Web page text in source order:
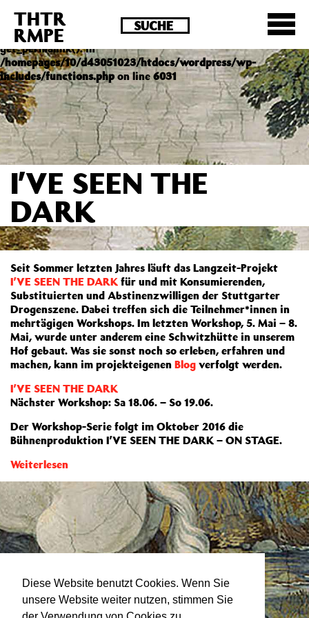
Diese Website benutzt Cookies. Wenn Sie
unsere Website weiter nutzen, stimmen Sie
Deprecated : Die Funktion post_permalink ist seit
Version 4.4.0 veraltet! Verwende stattdessen
get_permalink(). in
/homepages/10/d43051023/htdocs/wordpress/wp-
includes/functions.phpon line 6031
THTR
RMPE
I’VE SEEN THE
DARK
Seit Sommer letzten Jahres läuft das Langzeit-Projekt
I’VE SEEN THE DARK für und mit Konsumierenden,
Substituierten und Abstinenzwilligen der Stuttgarter
Drogenszene. Dabei treffen sich die Teilnehmer*innen in
mehrtägigen Workshops. Im letzten Workshop, 5. Mai – 8.
Mai, wurde unter anderem eine Schwitzhütte in unserem
Hof gebaut. Was sie sonst noch so erleben, erfahren und
machen, kann im projekteigenen Blog verfolgt werden.
I’VE SEEN THE DARK
Nächster Workshop: Sa 18.06. – So 19.06.
Der Workshop-Serie folgt im Oktober 2016 die
Bühnenproduktion I’VE SEEN THE DARK – ON STAGE.
Weiterlesen